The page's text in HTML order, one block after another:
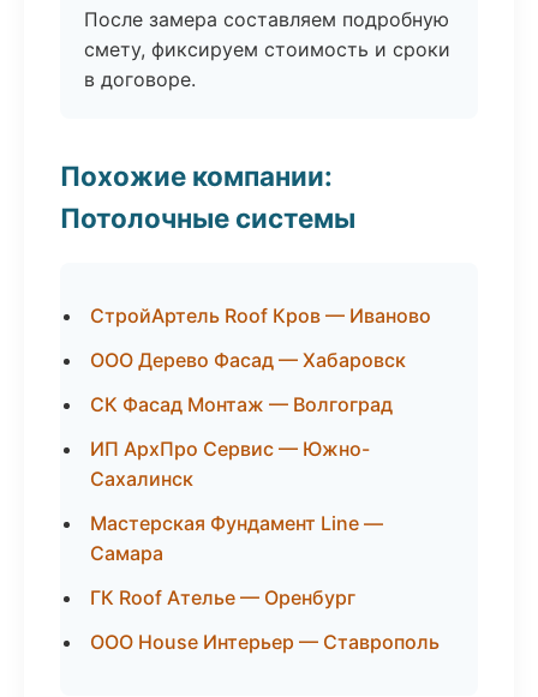
После замера составляем подробную
смету, фиксируем стоимость и сроки
в договоре.
Похожие компании:
Потолочные системы
СтройАртель Roof Кров — Иваново
ООО Дерево Фасад — Хабаровск
СК Фасад Монтаж — Волгоград
ИП АрхПро Сервис — Южно-
Сахалинск
Мастерская Фундамент Line —
Самара
ГК Roof Ателье — Оренбург
ООО House Интерьер — Ставрополь